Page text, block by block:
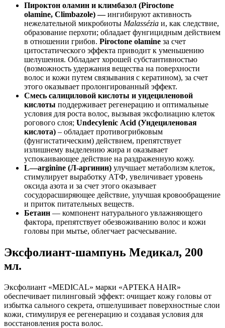
Пироктон оламин и климбазол (Piroctone
olamine, Climbazole) —ингибируют активность
нежелательной микробиоты Malassézia и, как следствие,
образование перхоти; обладает фунгицидным действием
в отношении грибов. Piroctone olamine за счет
цитостатического эффекта приводит к уменьшению
шелушения. Обладает хорошей субстантивностью
(возможность удержания вещества на поверхности
волос и кожи путем связывания с кератином), за счет
этого оказывает пролонгированный эффект.
Смесь салициловой кислоты и ундециленовой
кислоты поддерживает регенерацию и оптимальные
условия для роста волос, вызывая эксфолиацию клеток
рогового слоя; Undecylenic Acid (Ундециленовая
кислота) – обладает противогрибковым
(фунгистатическим) действием, препятствует
излишнему выделению жира и оказывает
успокаивающее действие на раздраженную кожу.
L—arginine (Л-аргинин) улучшает метаболизм клеток,
стимулирует выработку АТФ, увеличивает уровень
оксида азота и за счет этого оказывает
сосудорасширяющее действие, улучшая кровообращение
и приток питательных веществ.
Бетаин — компонент натурального увлажняющего
фактора, препятствует обезвоживанию волос и кожи
головы при мытье, облегчает расчесывание.
Эксфолиант-шампунь Медикал, 200
мл.
Эксфолиант «MEDICAL» марки «APTEKA HAIR»
обеспечивает пилинговый эффект: очищает кожу головы от
избытка сального секрета, отшелушивает поверхностные слои
кожи, стимулируя ее регенерацию и создавая условия для
восстановления роста волос.